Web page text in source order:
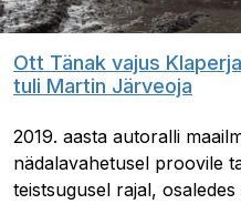
Ott Tänak vajus
tuli Martin Järveoja
2019. aasta autoralli
nädalavahetusel proovile
teistsugusel rajal,